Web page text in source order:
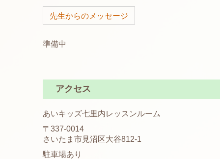
先生からのメッセージ
準備中
アクセス
あいキッズ七里内レッスンルーム
〒337-0014
さいたま市見沼区大谷812-1
駐車場あり